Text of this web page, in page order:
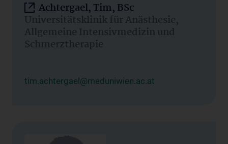
Achtergael, Tim, BSc
Universitätsklinik für Anästhesie,
Allgemeine Intensivmedizin und
Schmerztherapie
tim.achtergael@meduniwien.ac.at